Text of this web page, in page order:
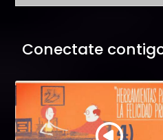
Conectate